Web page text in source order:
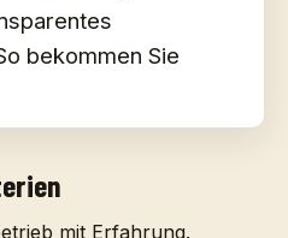
bekommen Sie
mit Erfahrung.